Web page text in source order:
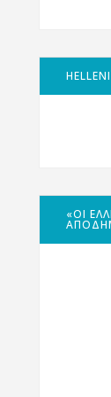
«ΟΙ